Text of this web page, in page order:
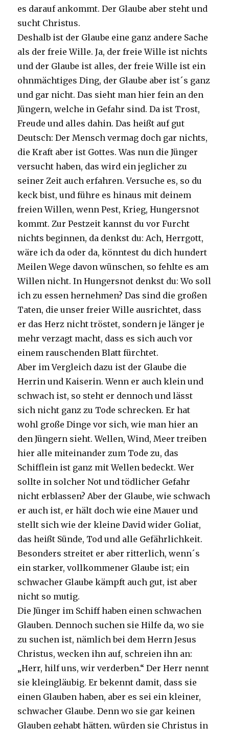
es darauf ankommt. Der Glaube aber steht und
sucht Christus.
Deshalb ist der Glaube eine ganz andere Sache
als der freie Wille. Ja, der freie Wille ist nichts
und der Glaube ist alles, der freie Wille ist ein
ohnmächtiges Ding, der Glaube aber ist´s ganz
und gar nicht. Das sieht man hier fein an den
Jüngern, welche in Gefahr sind. Da ist Trost,
Freude und alles dahin. Das heißt auf gut
Deutsch: Der Mensch vermag doch gar nichts,
die Kraft aber ist Gottes. Was nun die Jünger
versucht haben, das wird ein jeglicher zu
seiner Zeit auch erfahren. Versuche es, so du
keck bist, und führe es hinaus mit deinem
freien Willen, wenn Pest, Krieg, Hungersnot
kommt. Zur Pestzeit kannst du vor Furcht
nichts beginnen, da denkst du: Ach, Herrgott,
wäre ich da oder da, könntest du dich hundert
Meilen Wege davon wünschen, so fehlte es am
Willen nicht. In Hungersnot denkst du: Wo soll
ich zu essen hernehmen? Das sind die großen
Taten, die unser freier Wille ausrichtet, dass
er das Herz nicht tröstet, sondern je länger je
mehr verzagt macht, dass es sich auch vor
einem rauschenden Blatt fürchtet.
Aber im Vergleich dazu ist der Glaube die
Herrin und Kaiserin. Wenn er auch klein und
schwach ist, so steht er dennoch und lässt
sich nicht ganz zu Tode schrecken. Er hat
wohl große Dinge vor sich, wie man hier an
den Jüngern sieht. Wellen, Wind, Meer treiben
hier alle miteinander zum Tode zu, das
Schifflein ist ganz mit Wellen bedeckt. Wer
sollte in solcher Not und tödlicher Gefahr
nicht erblassen? Aber der Glaube, wie schwach
er auch ist, er hält doch wie eine Mauer und
stellt sich wie der kleine David wider Goliat,
das heißt Sünde, Tod und alle Gefährlichkeit.
Besonders streitet er aber ritterlich, wenn´s
ein starker, vollkommener Glaube ist; ein
schwacher Glaube kämpft auch gut, ist aber
nicht so mutig.
Die Jünger im Schiff haben einen schwachen
Glauben. Dennoch suchen sie Hilfe da, wo sie
zu suchen ist, nämlich bei dem Herrn Jesus
Christus, wecken ihn auf, schreien ihn an:
„Herr, hilf uns, wir verderben.“ Der Herr nennt
sie kleingläubig. Er bekennt damit, dass sie
einen Glauben haben, aber es sei ein kleiner,
schwacher Glaube. Denn wo sie gar keinen
Glauben gehabt hätten, würden sie Christus in